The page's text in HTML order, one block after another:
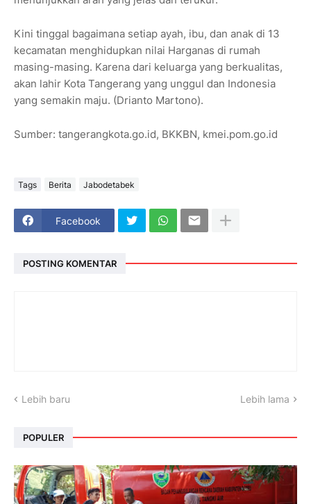
Kini tinggal bagaimana setiap ayah, ibu, dan anak di 13
kecamatan menghidupkan nilai Harganas di rumah
masing-masing. Karena dari keluarga yang berkualitas,
akan lahir Kota Tangerang yang unggul dan Indonesia
yang semakin maju. (Drianto Martono).
Sumber: tangerangkota.go.id, BKKBN, kmei.pom.go.id
Tags Berita Jabodetabek
Facebook
POSTING KOMENTAR
Lebih baru Lebih lama
POPULER